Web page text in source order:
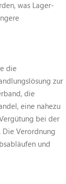
was Lager-
die
zur
die
eine nahezu
bei der
Verordnung
und